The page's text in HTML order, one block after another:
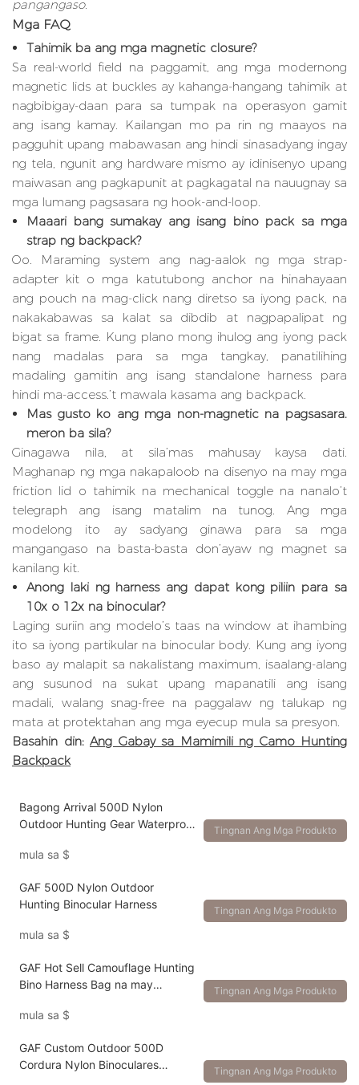
pangangaso.
Mga FAQ
Tahimik ba ang mga magnetic closure?
Sa real-world field na paggamit, ang mga modernong
magnetic lids at buckles ay kahanga-hangang tahimik at
nagbibigay-daan para sa tumpak na operasyon gamit
ang isang kamay. Kailangan mo pa rin ng maayos na
pagguhit upang mabawasan ang hindi sinasadyang ingay
ng tela, ngunit ang hardware mismo ay idinisenyo upang
maiwasan ang pagkapunit at pagkagatal na nauugnay sa
mga lumang pagsasara ng hook-and-loop.
Maaari bang sumakay ang isang bino pack sa mga
strap ng backpack?
Oo. Maraming system ang nag-aalok ng mga strap-
adapter kit o mga katutubong anchor na hinahayaan
ang pouch na mag-click nang diretso sa iyong pack, na
nakakabawas sa kalat sa dibdib at nagpapalipat ng
bigat sa frame. Kung plano mong ihulog ang iyong pack
nang madalas para sa mga tangkay, panatilihing
madaling gamitin ang isang standalone harness para
hindi ma-access.’t mawala kasama ang backpack.
Mas gusto ko ang mga non-magnetic na pagsasara.
meron ba sila?
Ginagawa nila, at sila’mas mahusay kaysa dati.
Maghanap ng mga nakapaloob na disenyo na may mga
friction lid o tahimik na mechanical toggle na nanalo’t
telegraph ang isang matalim na tunog. Ang mga
modelong ito ay sadyang ginawa para sa mga
mangangaso na basta-basta don’ayaw ng magnet sa
kanilang kit.
Anong laki ng harness ang dapat kong piliin para sa
10x o 12x na binocular?
Laging suriin ang modelo’s taas na window at ihambing
ito sa iyong partikular na binocular body. Kung ang iyong
baso ay malapit sa nakalistang maximum, isaalang-alang
ang susunod na sukat upang mapanatili ang isang
madali, walang snag-free na paggalaw ng talukap ng
mata at protektahan ang mga eyecup mula sa presyon.
Basahin din: Ang Gabay sa Mamimili ng Camo Hunting
Backpack
Bagong Arrival 500D Nylon
Outdoor Hunting Gear Waterproof
mula sa $
Tingnan Ang Mga Produkto
GAF 500D Nylon Outdoor
Hunting Binocular Harness
mula sa $
Tingnan Ang Mga Produkto
GAF Hot Sell Camouflage Hunting
Bino Harness Bag na may
mula sa $
Tingnan Ang Mga Produkto
GAF Custom Outdoor 500D
Cordura Nylon Binoculares
Tingnan Ang Mga Produkto